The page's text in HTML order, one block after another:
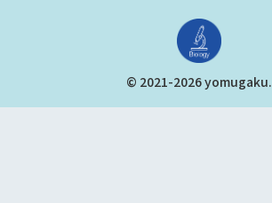
© 2021-2026 yomugaku.